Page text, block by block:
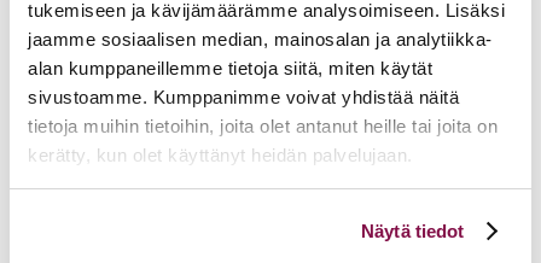
tukemiseen ja kävijämäärämme analysoimiseen. Lisäksi
jaamme sosiaalisen median, mainosalan ja analytiikka-
alan kumppaneillemme tietoja siitä, miten käytät
sivustoamme. Kumppanimme voivat yhdistää näitä
tietoja muihin tietoihin, joita olet antanut heille tai joita on
kerätty, kun olet käyttänyt heidän palvelujaan.
linkistä.
Näytä tiedot
Ikkunoita kristilliseen spiritualiteettiin: Matkakumppanuuden päivä
runojen, taiteen ja luonnon äärellä 25.08.2026
Toimistoväen verkostotapaaminen 08.09.2026
Takaisin tapahtumiin